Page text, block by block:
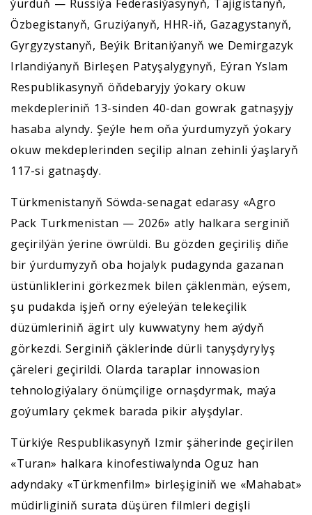
ýurduň — Russiýa Federasiýasynyň, Täjigistanyň,
Özbegistanyň, Gruziýanyň, HHR-iň, Gazagystanyň,
Gyrgyzystanyň, Beýik Britaniýanyň we Demirgazyk
Irlandiýanyň Birleşen Patyşalygynyň, Eýran Yslam
Respublikasynyň öňdebaryjy ýokary okuw
mekdepleriniň 13-sinden 40-dan gowrak gatnaşyjy
hasaba alyndy. Şeýle hem oňa ýurdumyzyň ýokary
okuw mekdeplerinden seçilip alnan zehinli ýaşlaryň
117-si gatnaşdy.
Türkmenistanyň Söwda-senagat edarasy «Agro
Pack Turkmenistan — 2026» atly halkara serginiň
geçirilýän ýerine öwrüldi. Bu gözden geçiriliş diňe
bir ýurdumyzyň oba hojalyk pudagynda gazanan
üstünliklerini görkezmek bilen çäklenmän, eýsem,
şu pudakda işjeň orny eýeleýän telekeçilik
düzümleriniň ägirt uly kuwwatyny hem aýdyň
görkezdi. Serginiň çäklerinde dürli tanyşdyrylyş
çäreleri geçirildi. Olarda taraplar innowasion
tehnologiýalary önümçilige ornaşdyrmak, maýa
goýumlary çekmek barada pikir alyşdylar.
Türkiýe Respublikasynyň Izmir şäherinde geçirilen
«Turan» halkara kinofestiwalynda Oguz han
adyndaky «Türkmenfilm» birleşiginiň we «Mahabat»
müdirliginiň surata düşüren filmleri degişli